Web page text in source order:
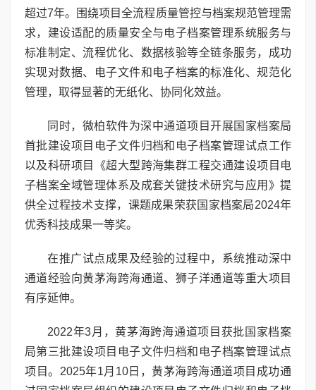
超过7年。围绕项目全流程质量管控与档案规范管理需
求，建设适配的质量安全与电子档案管理系统服务与
标准制定、流程优化、数据核验等全链条服务，成功
实现对数据、电子文件和电子档案的标准化、规范化
管理，取得显著的无纸化、协同化效益。
同时，微柏软件为深中通道项目开展国家档案局
首批建设项目电子文件归档和电子档案管理试点工作
以及科研项目《超大型跨海集群工程交通建设项目电
子档案全域管理体系及成套关键技术研究与应用》提
供全过程技术支撑，课题成果荣获国家档案局2024年
优秀科技成果一等奖。
在推广试点成果及经验的过程中，系统推动深中
通道经验向黄茅海跨海通道、狮子洋通道等重大项目
有序延伸。
2022年3月，黄茅海跨海通道项目获批国家档案
局第三批建设项目电子文件归档和电子档案管理试点
项目。2025年1月10日，黄茅海跨海通道项目成功通